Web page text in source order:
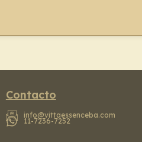
Contacto
info@vittaessenceba.com
11-7236-7252